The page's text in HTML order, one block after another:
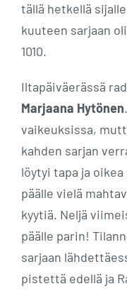
tällä hetkellä
kuuteen sarjaan
1010.
Iltapäiväerässä
Marjaana Hytönen
vaikeuksissa,
kahden sarjan
löytyi tapa ja
päälle vielä
kyytiä. Neljä
päälle parin!
sarjaan
pistettä edellä ja